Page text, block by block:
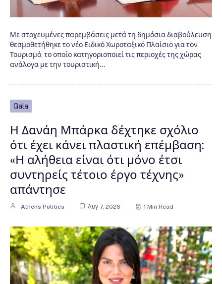
Με στοχευμένες παρεμβάσεις μετά τη δημόσια διαβούλευση
θεσμοθετήθηκε το νέο Ειδικό Χωροταξικό Πλαίσιο για τον
Τουρισμό, το οποίο κατηγοριοποιεί τις περιοχές της χώρας
ανάλογα με την τουριστική…
Gala
Η Δανάη Μπάρκα δέχτηκε σχόλιο
ότι έχει κάνει πλαστική επέμβαση:
«Η αλήθεια είναι ότι μόνο έτσι
συντηρείς τέτοιο έργο τέχνης»
απάντησε
Athens Politics Αυγ 7, 2026 1 Min Read